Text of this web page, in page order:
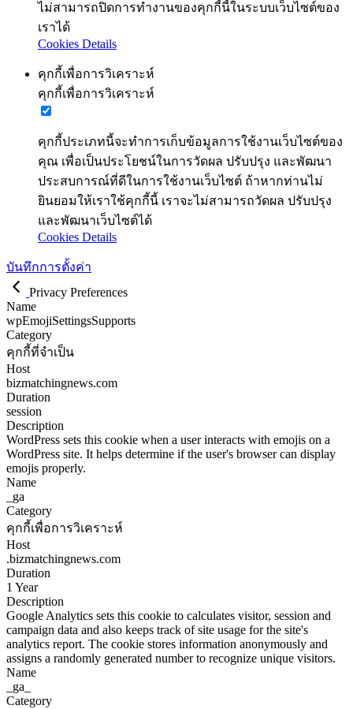
ไม่สามารถปิดการทำงานของคุกกี้นี้ในระบบเว็บไซต์ของ
เราได้
Cookies Details
คุกกี้เพื่อการวิเคราะห์
คุกกี้เพื่อการวิเคราะห์
คุกกี้ประเภทนี้จะทำการเก็บข้อมูลการใช้งานเว็บไซต์ของ
คุณ เพื่อเป็นประโยชน์ในการวัดผล ปรับปรุง และพัฒนา
ประสบการณ์ที่ดีในการใช้งานเว็บไซต์ ถ้าหากท่านไม่
ยินยอมให้เราใช้คุกกี้นี้ เราจะไม่สามารถวัดผล ปรับปรุง
และพัฒนาเว็บไซต์ได้
Cookies Details
บันทึกการตั้งค่า
Privacy Preferences
Name
wpEmojiSettingsSupports
Category
คุกกี้ที่จำเป็น
Host
bizmatchingnews.com
Duration
session
Description
WordPress sets this cookie when a user interacts with emojis on a
WordPress site. It helps determine if the user's browser can display
emojis properly.
Name
_ga
Category
คุกกี้เพื่อการวิเคราะห์
Host
.bizmatchingnews.com
Duration
1 Year
Description
Google Analytics sets this cookie to calculates visitor, session and
campaign data and also keeps track of site usage for the site's
analytics report. The cookie stores information anonymously and
assigns a randomly generated number to recognize unique visitors.
Name
_ga_
Category